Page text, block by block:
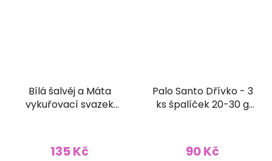
Bílá šalvěj a Máta
vykuřovací svazek
135 Kč
Palo Santo Dřívko - 3
ks špalíček 20-30 g
90 Kč